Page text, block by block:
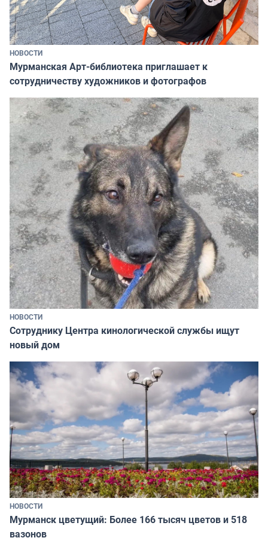
НОВОСТИ
Мурманская Арт-библиотека приглашает к
сотрудничеству художников и фотографов
НОВОСТИ
Сотруднику Центра кинологической службы ищут
новый дом
НОВОСТИ
Мурманск цветущий: Более 166 тысяч цветов и 518
вазонов